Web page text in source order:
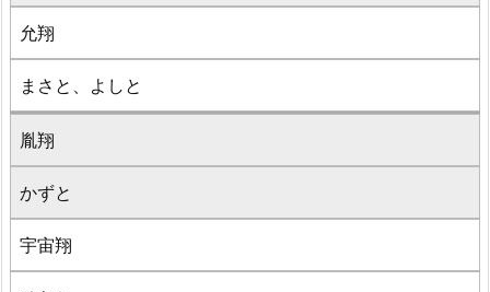
允翔
まさと、よしと
胤翔
かずと
宇宙翔